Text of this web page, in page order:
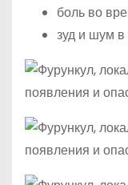
боль во
зуд и шум